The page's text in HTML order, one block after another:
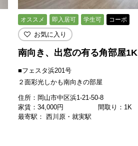
オススメ 即入居可 学生可 コーポ
お気に入り
南向き、出窓の有る角部屋1K
■フェスタ浜201号
２面彩光しかも南向きの部屋
住所：岡山市中区浜1-21-50-8
家賃： 34,000円
間取り：1K
最寄駅： 西川原・就実駅